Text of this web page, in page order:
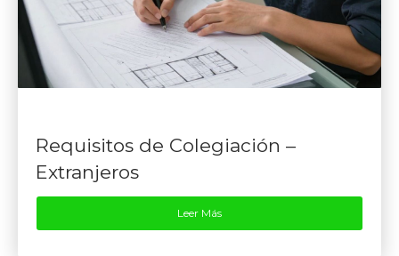
Requisitos de Colegiación –
Extranjeros
Leer Más